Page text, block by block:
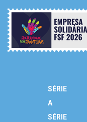
SÉRIE
A
SÉRIE